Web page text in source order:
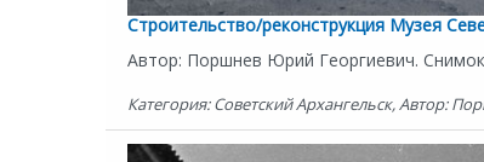
Строительство/реконструкция Музея
Автор: Поршнев Юрий Георгиевич.
Категория: Советский Архангельск, Автор: